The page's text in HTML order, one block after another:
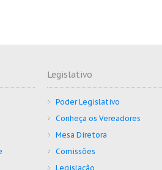
Legislativo
Poder Legislativo
Conheça os Vereadores
Mesa Diretora
Comissões
Legislação